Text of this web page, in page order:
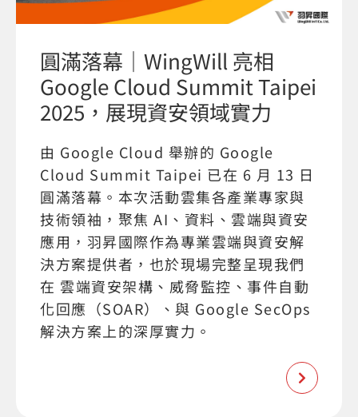
圓滿落幕｜WingWill 亮相
Google Cloud Summit Taipei
2025，展現資安領域實力
由 Google Cloud 舉辦的 Google
Cloud Summit Taipei 已在 6 月 13 日
圓滿落幕。本次活動雲集各產業專家與
技術領袖，聚焦 AI、資料、雲端與資安
應用，羽昇國際作為專業雲端與資安解
決方案提供者，也於現場完整呈現我們
在 雲端資安架構、威脅監控、事件自動
化回應（SOAR）、與 Google SecOps
解決方案上的深厚實力。